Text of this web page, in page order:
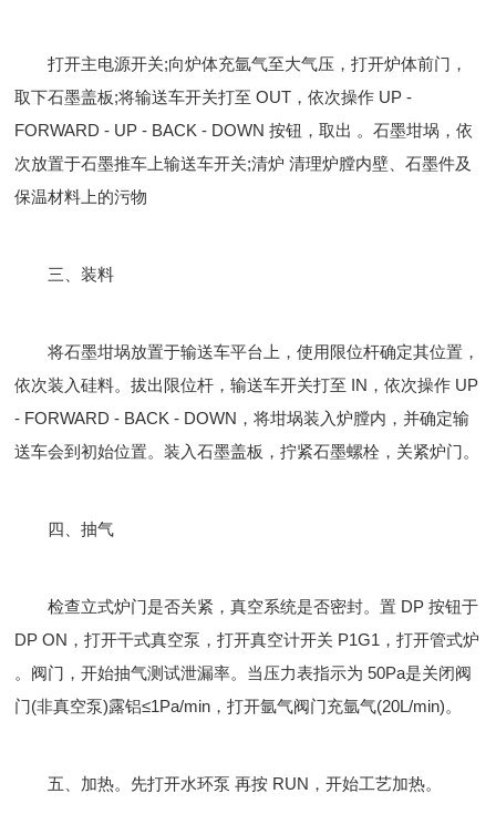
打开主电源开关;向炉体充氩气至大气压，打开炉体前门，
取下石墨盖板;将输送车开关打至 OUT，依次操作 UP -
FORWARD - UP - BACK - DOWN 按钮，取出 。石墨坩埚，依
次放置于石墨推车上输送车开关;清炉 清理炉膛内壁、石墨件及
保温材料上的污物
三、装料
将石墨坩埚放置于输送车平台上，使用限位杆确定其位置，
依次装入硅料。拔出限位杆，输送车开关打至 IN，依次操作 UP
- FORWARD - BACK - DOWN，将坩埚装入炉膛内，并确定输
送车会到初始位置。装入石墨盖板，拧紧石墨螺栓，关紧炉门。
四、抽气
检查立式炉门是否关紧，真空系统是否密封。置 DP 按钮于
DP ON，打开干式真空泵，打开真空计开关 P1G1，打开管式炉
。阀门，开始抽气测试泄漏率。当压力表指示为 50Pa是关闭阀
门(非真空泵)露铝≤1Pa/min，打开氩气阀门充氩气(20L/min)。
五、加热。先打开水环泵 再按 RUN，开始工艺加热。